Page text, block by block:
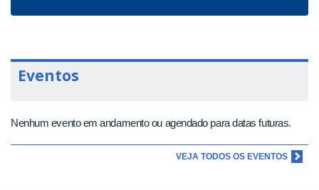
Eventos
Nenhum evento em andamento ou agendado para datas futuras.
VEJA TODOS OS EVENTOS